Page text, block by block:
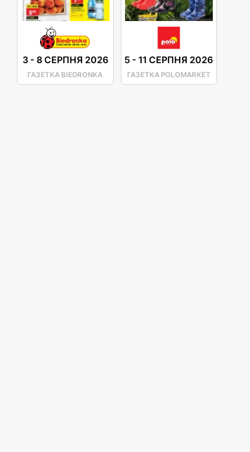
3-8 СЕРПНЯ 2026
ГАЗЕТКА BIEDRONKA
5-11 СЕРПНЯ 2026
ГАЗЕТКА POLOMARKET